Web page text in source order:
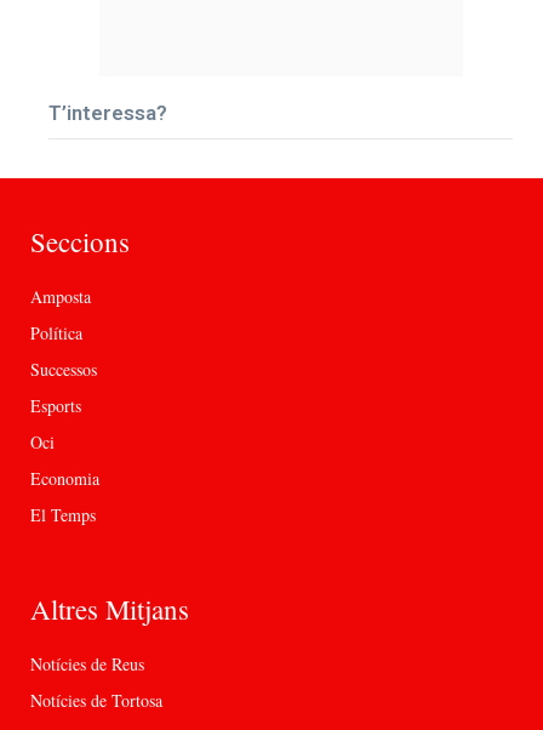
T’interessa?
Seccions
Amposta
Política
Successos
Esports
Oci
Economia
El Temps
Altres Mitjans
Notícies de Reus
Notícies de Tortosa